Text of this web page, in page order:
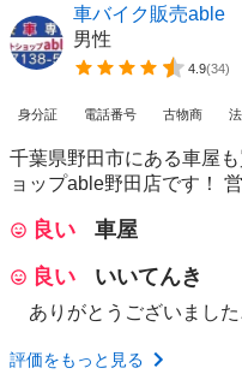
車バイク販売able
男性
4.9(34)
身分証 電話番号 古物商
千葉県野田市にある車屋
ョップable野田店です！
良い
車屋
良い
いいてんき
ありがとうございました
評価をもっと見る